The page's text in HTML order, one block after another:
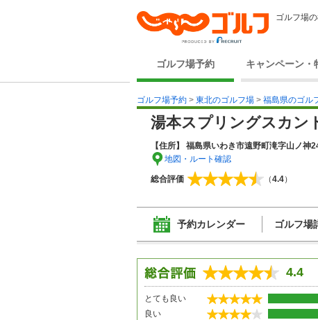
ゴルフ場
ゴルフ場予約 キャンペーン・
ゴルフ場予約 > 東北のゴルフ場 > 福島県のゴル
湯本スプリングスカン
【住所】 福島県いわき市遠野町滝字山ノ神
地図・ルート確認
総合評価 （4.4）
予約カレンダー ゴルフ場
4.4
とても良い
良い